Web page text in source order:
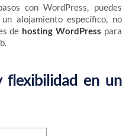
con WordPress, puedes
un alojamiento específico, no
de hosting WordPress para
flexibilidad en un